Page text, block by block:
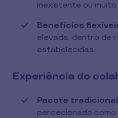
inexistente ou muito
Benefícios
elevada, dentro de
estabelecidas.
Experiência do
Pacote tradicional
percecionado como